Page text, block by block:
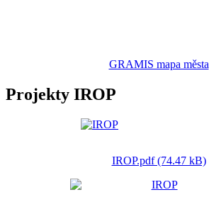
GRAMIS mapa města
Projekty IROP
IROP.pdf (74.47 kB)